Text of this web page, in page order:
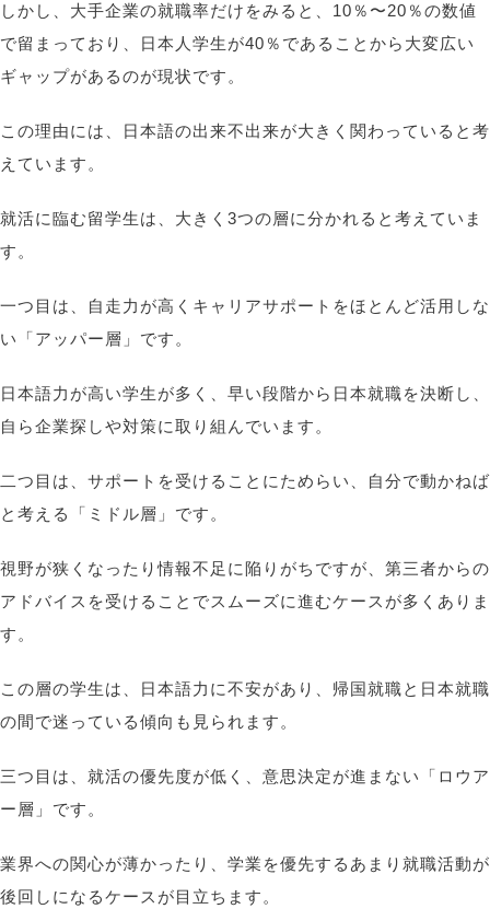
しかし、大手企業の就職率だけをみると、10％〜20％の数値
で留まっており、日本人学生が40％であることから大変広い
ギャップがあるのが現状です。
この理由には、日本語の出来不出来が大きく関わっていると考
えています。
就活に臨む留学生は、大きく3つの層に分かれると考えていま
す。
一つ目は、自走力が高くキャリアサポートをほとんど活用しな
い「アッパー層」です。
日本語力が高い学生が多く、早い段階から日本就職を決断し、
自ら企業探しや対策に取り組んでいます。
二つ目は、サポートを受けることにためらい、自分で動かねば
と考える「ミドル層」です。
視野が狭くなったり情報不足に陥りがちですが、第三者からの
アドバイスを受けることでスムーズに進むケースが多くありま
す。
この層の学生は、日本語力に不安があり、帰国就職と日本就職
の間で迷っている傾向も見られます。
三つ目は、就活の優先度が低く、意思決定が進まない「ロウア
ー層」です。
業界への関心が薄かったり、学業を優先するあまり就職活動が
後回しになるケースが目立ちます。